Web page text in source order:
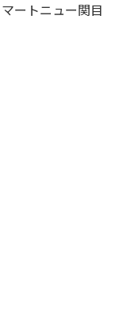
ートニュー関目